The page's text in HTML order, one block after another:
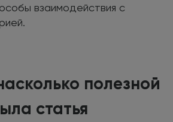
взаимодействия с
полезной
статья